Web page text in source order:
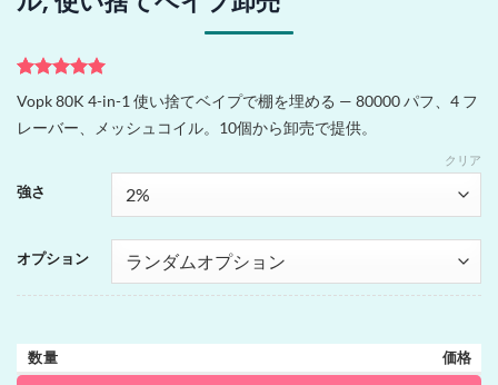
5
件の利用者
評価に基づ
く5段階評
Vopk 80K 4-in-1 使い捨てベイプで棚を埋める — 80000 パフ、4 フ
レーバー、メッシュコイル。10個から卸売で提供。
強さ
オプション
クリア
数量 価格